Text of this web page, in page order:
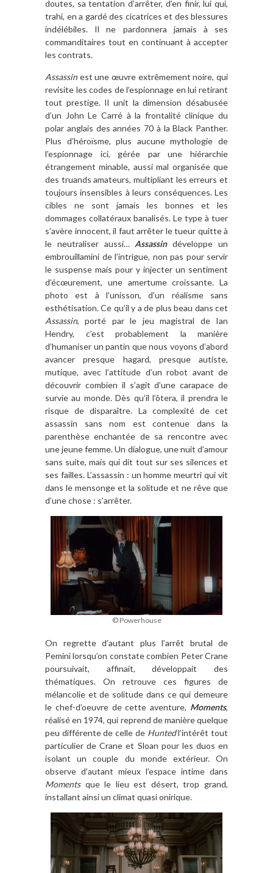
doutes, sa tentation d’arrêter, d’en finir, lui qui,
trahi, en a gardé des cicatrices et des blessures
indélébiles. Il ne pardonnera jamais à ses
commanditaires tout en continuant à accepter
les contrats.
Assassinest une œuvre extrêmement noire, qui
revisite les codes de l’espionnage en lui retirant
tout prestige. Il unit la dimension désabusée
d’un John Le Carré à la frontalité clinique du
polar anglais des années 70 à la Black Panther.
Plus d’héroïsme, plus aucune mythologie de
l’espionnage ici, gérée par une hiérarchie
étrangement minable, aussi mal organisée que
des truands amateurs, multipliant les erreurs et
toujours insensibles à leurs conséquences. Les
cibles ne sont jamais les bonnes et les
dommages collatéraux banalisés. Le type à tuer
s’avère innocent, il faut arrêter le tueur quitte à
le neutraliser aussi… Assassindéveloppe un
embrouillamini de l’intrigue, non pas pour servir
le suspense mais pour y injecter un sentiment
d’écœurement, une amertume croissante. La
photo est à l’unisson, d’un réalisme sans
esthétisation. Ce qu’il y a de plus beau dans cet
Assassin, porté par le jeu magistral de Ian
Hendry, c’est probablement la manière
d’humaniser un pantin que nous voyons d’abord
avancer presque hagard, presque autiste,
mutique, avec l’attitude d’un robot avant de
découvrir combien il s’agit d’une carapace de
survie au monde. Dès qu’il l’ôtera, il prendra le
risque de disparaître. La complexité de cet
assassin sans nom est contenue dans la
parenthèse enchantée de sa rencontre avec
une jeune femme. Un dialogue, une nuit d’amour
sans suite, mais qui dit tout sur ses silences et
ses failles. L’assassin : un homme meurtri qui vit
dans le mensonge et la solitude et ne rêve que
d’une chose : s’arrêter.
© Powerhouse
On regrette d’autant plus l’arrêt brutal de
Pemini lorsqu’on constate combien Peter Crane
poursuivait, affinait, développait des
thématiques. On retrouve ces figures de
mélancolie et de solitude dans ce qui demeure
le chef-d’oeuvre de cette aventure, Moments,
réalisé en 1974, qui reprend de manière quelque
peu différente de celle de Huntedl’intérêt tout
particulier de Crane et Sloan pour les duos en
isolant un couple du monde extérieur. On
observe d’autant mieux l’espace intime dans
Momentsque le lieu est désert, trop grand,
installant ainsi un climat quasi onirique.